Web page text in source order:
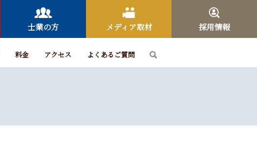
士業の方 メディア取材 採用情報
料金 アクセス よくあるご質問